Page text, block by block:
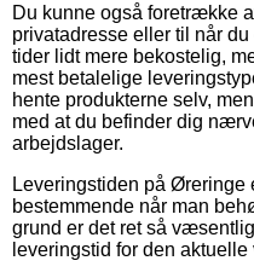
Du kunne også foretrække
privatadresse eller til når
tider lidt mere bekostelig,
mest betalelige
hente produkterne selv,
med at du befinder dig
arbejdslager.
Leveringstiden på
bestemmende når man
grund er det ret så
leveringstid for den aktuelle